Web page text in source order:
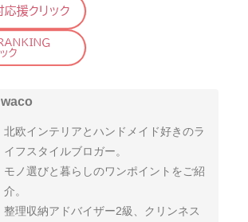
waco
北欧インテリアとハンドメイド好きのラ
イフスタイルブロガー。
モノ選びと暮らしのワンポイントをご紹
介。
整理収納アドバイザー2級、クリンネス